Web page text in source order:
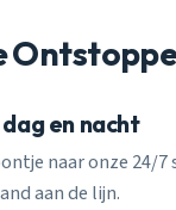
dag en nacht
naar onze 24/
aan de lijn.